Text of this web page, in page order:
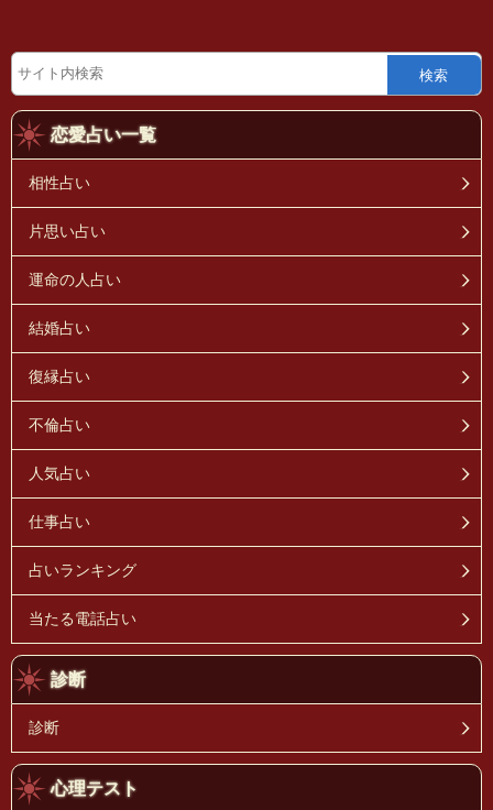
検索
恋愛占い一覧
相性占い
片思い占い
運命の人占い
結婚占い
復縁占い
不倫占い
人気占い
仕事占い
占いランキング
当たる電話占い
診断
診断
心理テスト